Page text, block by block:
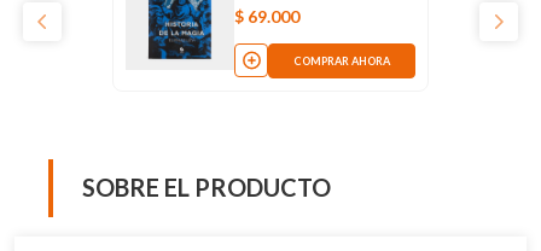
$ 69.000
COMPRAR AHORA
SOBRE EL PRODUCTO